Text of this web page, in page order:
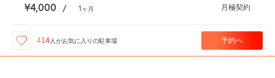
¥4,000 / 1ヶ月 月極契約
414 人がお気に入りの駐車場 予約へ